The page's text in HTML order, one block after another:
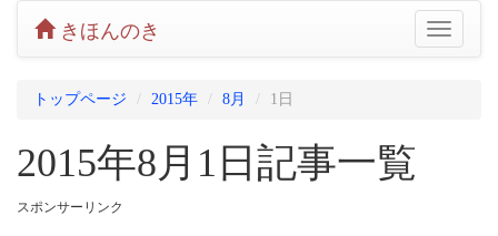
Toggle
きほんのき
トップページ 2015年 8月 1日
2015年8月1日記事一覧
スポンサーリンク